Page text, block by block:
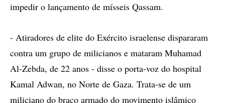
impedir o lançamento de mísseis Qassam.
- Atiradores de elite do Exército israelense dispararam
contra um grupo de milicianos e mataram Muhamad
Al-Zebda, de 22 anos - disse o porta-voz do hospital
Kamal Adwan, no Norte de Gaza. Trata-se de um
miliciano do braço armado do movimento islâmico